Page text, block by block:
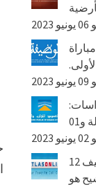
بأرضية
مباراة توظيف 01 مهندس دولة و01
أطلس أون لاين: مباراة توظيف 12
هو